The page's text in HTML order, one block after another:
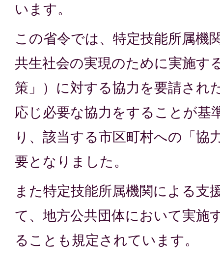
います。
この省令では、特定技能所属機
共生社会の実現のために実施す
策」）に対する協力を要請され
応じ必要な協力をすることが基
り、該当する市区町村への「協
要となりました。
また特定技能所属機関による支
て、地方公共団体において実施
ることも規定されています。